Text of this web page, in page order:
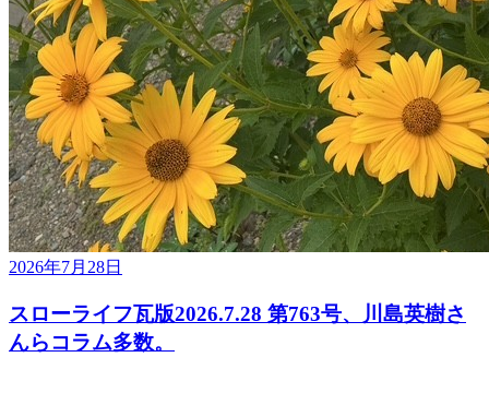
2026年7月28日
スローライフ瓦版2026.7.28 第763号、川島英樹さ
んらコラム多数。